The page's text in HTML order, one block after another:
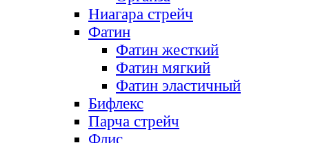
Ниагара стрейч
Фатин
Фатин жесткий
Фатин мягкий
Фатин элаcтичный
Бифлекс
Парча стрейч
Флис